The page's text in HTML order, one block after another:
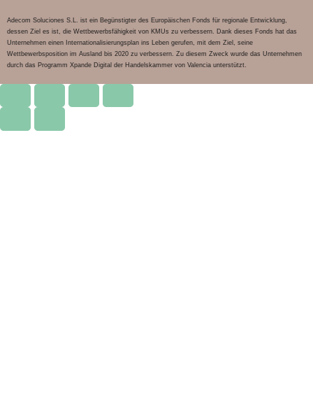
Adecom Soluciones S.L. ist ein Begünstigter des Europäischen Fonds für regionale Entwicklung,
dessen Ziel es ist, die Wettbewerbsfähigkeit von KMUs zu verbessern. Dank dieses Fonds hat das
Unternehmen einen Internationalisierungsplan ins Leben gerufen, mit dem Ziel, seine
Wettbewerbsposition im Ausland bis 2020 zu verbessern. Zu diesem Zweck wurde das Unternehmen
durch das Programm Xpande Digital der Handelskammer von Valencia unterstützt.